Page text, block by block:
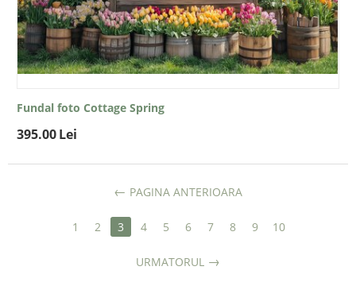
Fundal foto Cottage Spring
395.00Lei
PAGINA ANTERIOARA
1 2 3 4 5 6 7 8 9 10
URMATORUL